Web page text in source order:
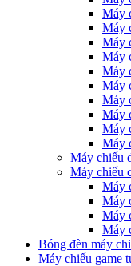
Máy
Máy
Máy
Máy
Máy
Máy
Máy
Máy
Máy
Máy
Máy chiếu
Máy chiếu
Máy
Máy
Máy
Máy
Bóng đèn máy
Máy chiếu game